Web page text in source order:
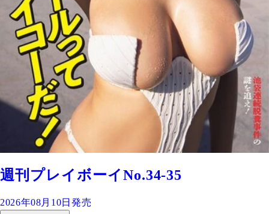
週刊プレイボーイNo.34-35
2026年08月10日発売